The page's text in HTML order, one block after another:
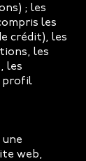
; les
les
crédit), les
les
les
profil
une
web,